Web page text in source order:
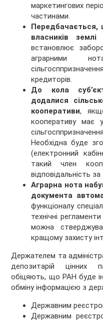
маркетингових
частинами.
Передбачається,
власників
встановлює
аграрними
кредиторів.
До кола
додалися
кооперативи,
кооперативу має
Необхідна буде
(електронний
такий член
відповідальність
Аграрна нота
документа
функціоналу
технічні
можна
кращому захисту
Держателем та
депозитарій цінних
обіцяють, що РАН буде
обміну інформацією з
Державним
Державним